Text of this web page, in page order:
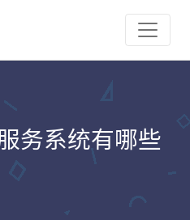
务系统有哪些